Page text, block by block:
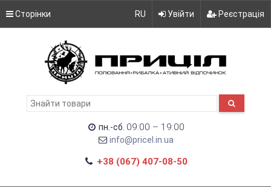
Сторінки RU Увійти Реєстрація
пн.-сб. 09:00 – 19:00
info@pricel.in.ua
+38 (067) 407-08-50